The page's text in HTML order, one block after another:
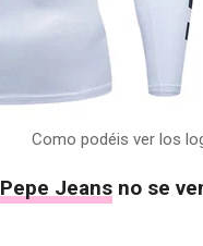
Como podéis ver los
Pepe Jeans no se